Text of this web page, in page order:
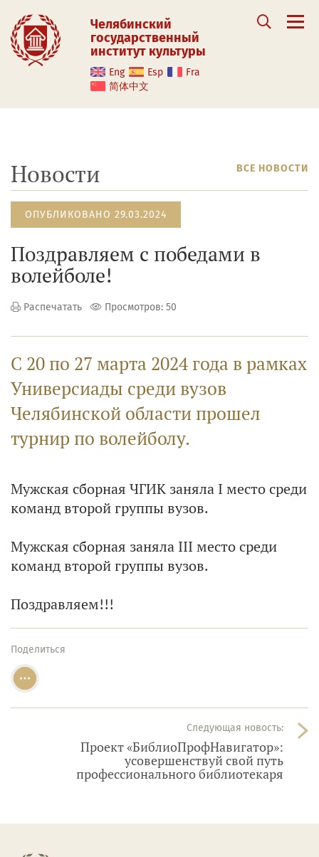
Челябинский
государственный
институт культуры
Eng Esp
Fra
简体中文
Новости ВСЕ НОВОСТИ
ОПУБЛИКОВАНО 29.03.2024
Поздравляем с победами в
волейболе!
Распечатать Просмотров: 50
С 20 по 27 марта 2024 года в рамках
Универсиады среди вузов
Челябинской области прошел
турнир по волейболу.
Мужская сборная ЧГИК заняла I место среди
команд второй группы вузов.
Мужская сборная заняла III место среди
команд второй группы вузов.
Поздравляем!!!
Поделиться
Следующая новость:
Проект «БиблиоПрофНавигатор»:
усовершенствуй свой путь
профессионального библиотекаря